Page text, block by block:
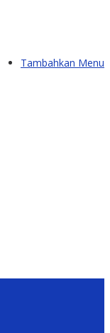
Tambahkan Menu